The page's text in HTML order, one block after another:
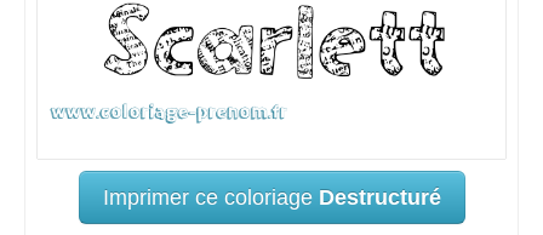
Imprimer ce coloriage Destructuré